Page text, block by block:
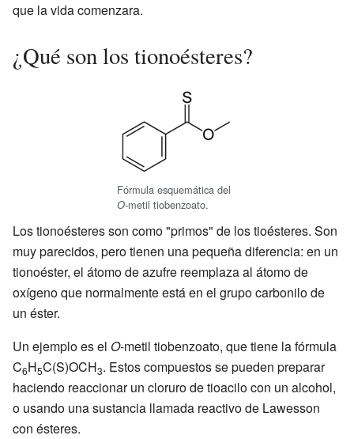
que la vida comenzara.
¿Qué son los tionoésteres?
Fórmula esquemática del
O-metil tiobenzoato.
Los tionoésteres son como "primos" de los tioésteres. Son
muy parecidos, pero tienen una pequeña diferencia: en un
tionoéster, el átomo de azufre reemplaza al átomo de
oxígeno que normalmente está en el grupo carbonilo de
un éster.
Un ejemplo es el O-metil tiobenzoato, que tiene la fórmula
C6H5C(S)OCH3. Estos compuestos se pueden preparar
haciendo reaccionar un cloruro de tioacilo con un alcohol,
o usando una sustancia llamada reactivo de Lawesson
con ésteres.